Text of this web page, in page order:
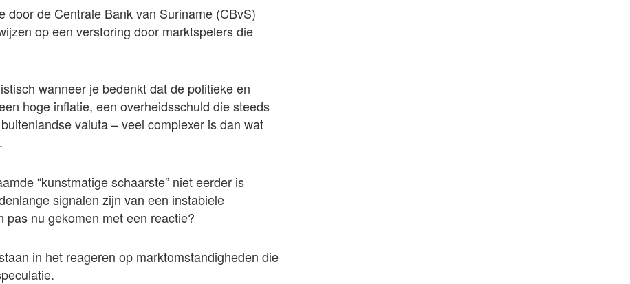
door de Centrale Bank van Suriname (CBvS)
op een verstoring door marktspelers die
wanneer je bedenkt dat de politieke en
hoge inflatie, een overheidsschuld die steeds
valuta – veel complexer is dan wat
“kunstmatige schaarste” niet eerder is
signalen zijn van een instabiele
nu gekomen met een reactie?
in het reageren op marktomstandigheden die